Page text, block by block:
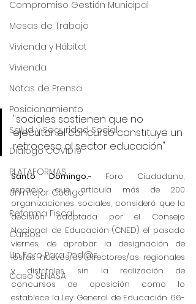
Compromiso Gestión Municipal
Mesas de Trabajo
Vivienda y Hábitat
Vivienda
Notas de Prensa
Posicionamiento
Salud y Seguridad Social
Dialogo COVID19
PLATAFORMAS
Un mejor Código
Reforma Fiscal
Cursos
Un Foro Para Tod@s
Caso SENASA
"sociales sostienen que no
ejecutar el concurso constituye un
retroceso al sector educación"
Santo Domingo.- Foro Ciudadano,
espacio que articula más de 200
organizaciones sociales, consideró que la
decisión adoptada por el Consejo
Nacional de Educación (CNED) el pasado
viernes, de aprobar la designación de
los/as nuevos/as directores/as regionales
y distritales, sin la realización de
concursos de oposición como lo
establece la Ley General de Educación 66-